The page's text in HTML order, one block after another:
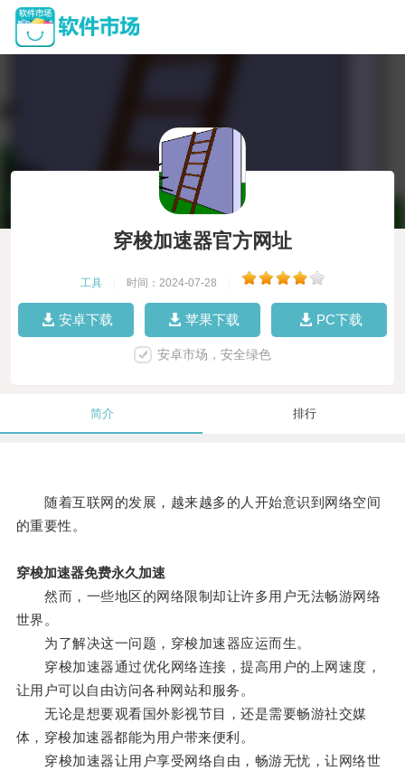
穿梭加速器官方网址
工具 时间：2024-07-28
安卓下载 苹果下载 PC下载
安卓市场，安全绿色
简介 排行
随着互联网的发展，越来越多的人开始意识到网络空间
的重要性。
穿梭加速器免费永久加速
然而，一些地区的网络限制却让许多用户无法畅游网络
世界。
为了解决这一问题，穿梭加速器应运而生。
穿梭加速器通过优化网络连接，提高用户的上网速度，
让用户可以自由访问各种网站和服务。
无论是想要观看国外影视节目，还是需要畅游社交媒
体，穿梭加速器都能为用户带来便利。
穿梭加速器让用户享受网络自由，畅游无忧，让网络世